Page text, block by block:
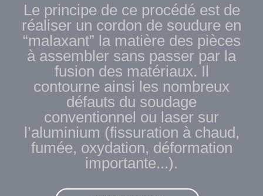
Le principe de ce procédé est de
réaliser un cordon de soudure en
“malaxant” la matière des pièces
à assembler sans passer par la
fusion des matériaux. Il
contourne ainsi les nombreux
défauts du soudage
conventionnel ou laser sur
l’aluminium (fissuration à chaud,
fumée, oxydation, déformation
importante...).